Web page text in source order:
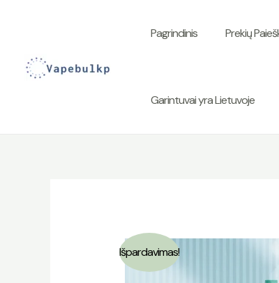
Pagrindinis Prekių
Garintuvai yra Lietuvoje
Išpardavimas!